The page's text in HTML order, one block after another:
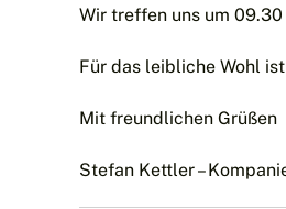
Wir treffen uns um 09.30
Für das leibliche Wohl
Mit freundlichen Grüßen
Stefan Kettler –